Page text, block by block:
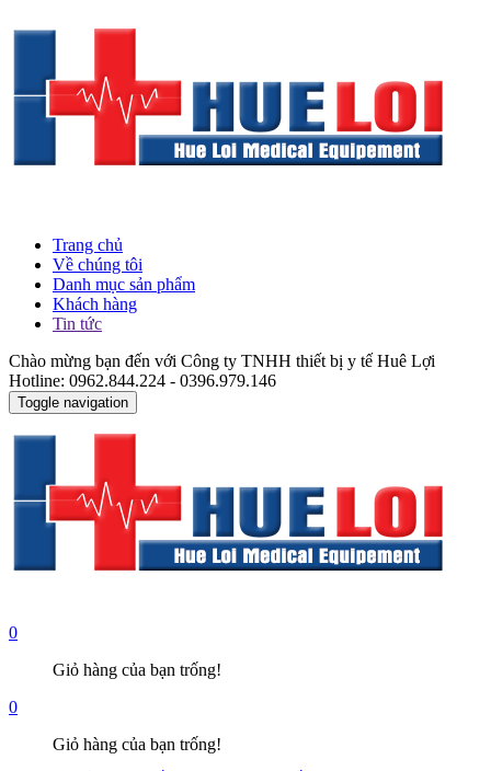
Trang chủ
Về chúng tôi
Danh mục sản phẩm
Khách hàng
Tin tức
Chào mừng bạn đến với Công ty TNHH thiết bị y tế Huê Lợi
Hotline: 0962.844.224 - 0396.979.146
Toggle navigation
0
Giỏ hàng của bạn trống!
0
Giỏ hàng của bạn trống!